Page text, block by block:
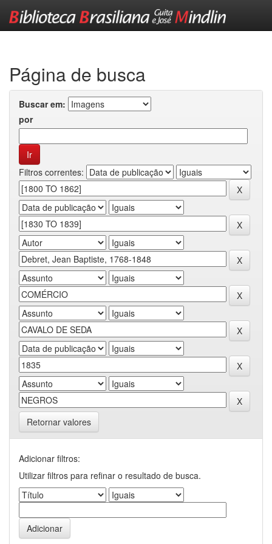
Página de busca
Buscar em:
por
Filtros correntes:
Retornar valores
Adicionar filtros:
Utilizar filtros para refinar o resultado de busca.